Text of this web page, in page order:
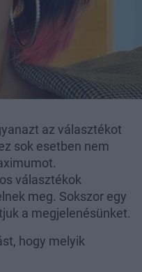
az választékot
sok esetben nem
választékok
meg. Sokszor egy
a megjelenésünket.
hogy melyik